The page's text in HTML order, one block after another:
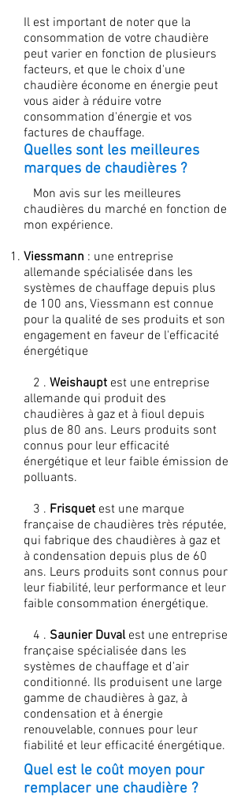
Il est important de noter que la
consommation de votre chaudière
peut varier en fonction de plusieurs
facteurs, et que le choix d'une
chaudière économe en énergie peut
vous aider à réduire votre
consommation d'énergie et vos
factures de chauffage.
Quelles sont les meilleures
marques de chaudières ?
Mon avis sur les meilleures
chaudières du marché en fonction de
mon expérience.
Viessmann : une entreprise
allemande spécialisée dans les
systèmes de chauffage depuis plus
de 100 ans, Viessmann est connue
pour la qualité de ses produits et son
engagement en faveur de l'efficacité
énergétique
2 . Weishaupt est une entreprise
allemande qui produit des
chaudières à gaz et à fioul depuis
plus de 80 ans. Leurs produits sont
connus pour leur efficacité
énergétique et leur faible émission de
polluants.
3 . Frisquet est une marque
française de chaudières très réputée,
qui fabrique des chaudières à gaz et
à condensation depuis plus de 60
ans. Leurs produits sont connus pour
leur fiabilité, leur performance et leur
faible consommation énergétique.
4 . Saunier Duvalest une entreprise
française spécialisée dans les
systèmes de chauffage et d'air
conditionné. Ils produisent une large
gamme de chaudières à gaz, à
condensation et à énergie
renouvelable, connues pour leur
fiabilité et leur efficacité énergétique.
Quel est le coût moyen pour
remplacer une chaudière ?